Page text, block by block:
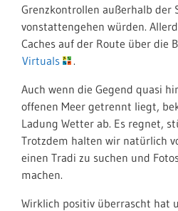
Grenzkontrollen außerhalb der
vonstattengehen würden.
Caches auf der Route über die
Virtuals
.
Auch wenn die Gegend quasi
offenen Meer getrennt liegt,
Ladung Wetter ab. Es regnet,
Trotzdem halten wir natürlich
einen Tradi zu suchen und
machen.
Wirklich positiv überrascht hat